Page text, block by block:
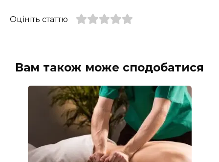
Оцініть статтю
Вам також може сподобатися